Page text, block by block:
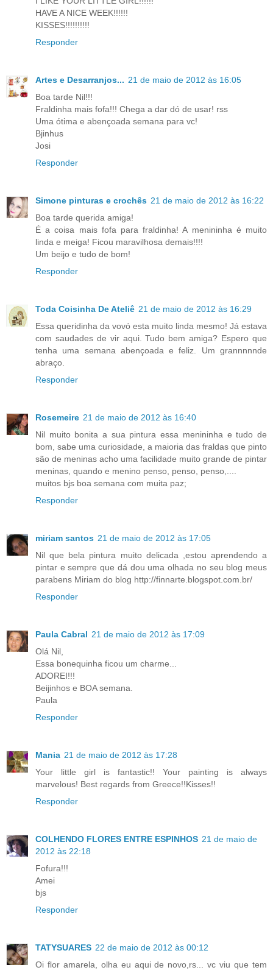
HAVE A NICE WEEK!!!!!!
KISSES!!!!!!!!!!
Responder
Artes e Desarranjos... 21 de maio de 2012 às 16:05
Boa tarde Nil!!!
Fraldinha mais fofa!!! Chega a dar dó de usar! rss
Uma ótima e abençoada semana para vc!
Bjinhus
Josi
Responder
Simone pinturas e crochês 21 de maio de 2012 às 16:22
Boa tarde querida amiga!
É a coisa mais fofa para fraldinha! A menininha é muito
linda e meiga! Ficou maravilhosa demais!!!!
Um beijo e tudo de bom!
Responder
Toda Coisinha De Ateliê 21 de maio de 2012 às 16:29
Essa queridinha da vovó esta muito linda mesmo! Já estava
com saudades de vir aqui. Tudo bem amiga? Espero que
tenha uma semana abençoada e feliz. Um grannnnnde
abraço.
Responder
Rosemeire 21 de maio de 2012 às 16:40
Nil muito bonita a sua pintura essa menininha e tudo de
bom, sabe uma curiosidade, a maioria das fraldas que pinto
são de meninas acho uma facilidade muito grande de pintar
meninas, quando e menino penso, penso, penso,....
muitos bjs boa semana com muita paz;
Responder
miriam santos 21 de maio de 2012 às 17:05
Nil que bela pintura muito delicada ,estou aprendendo a
pintar e sempre que dá dou uma olhada no seu blog meus
parabens Miriam do blog http://finnarte.blogspot.com.br/
Responder
Paula Cabral 21 de maio de 2012 às 17:09
Olá Nil,
Essa bonequinha ficou um charme...
ADOREI!!!
Beijinhos e BOA semana.
Paula
Responder
Mania 21 de maio de 2012 às 17:28
Your little girl is fantastic!! Your painting is always
marvelous! Best regards from Greece!!Kisses!!
Responder
COLHENDO FLORES ENTRE ESPINHOS 21 de maio de
2012 às 22:18
Fofura!!!
Amei
bjs
Responder
TATYSUARES 22 de maio de 2012 às 00:12
Oi flor amarela, olha eu aqui de novo,rs... vc viu que tem